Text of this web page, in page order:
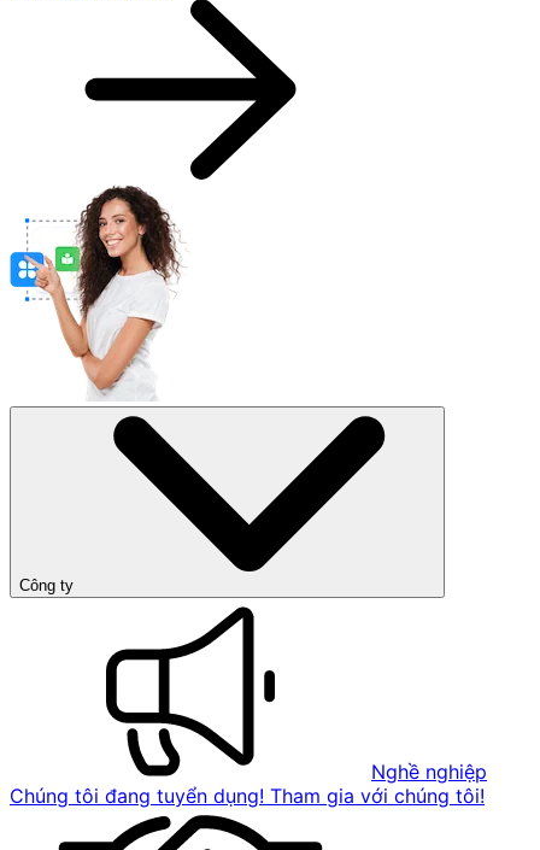
Công ty
Nghề nghiệp
Chúng tôi đang tuyển dụng! Tham gia với chúng tôi!